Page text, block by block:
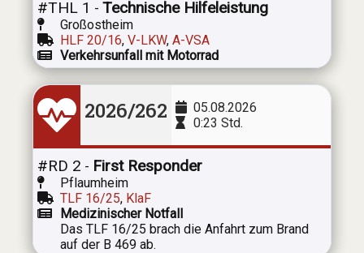
#THL 1 - Technische Hilfeleistung
Großostheim
HLF 20/16, V-LKW, A-VSA
Verkehrsunfall mit Motorrad
2026/262
05.08.2026
0:23 Std.
#RD 2 - First Responder
Pflaumheim
TLF 16/25, KlaF
Medizinischer Notfall
Das TLF 16/25 brach die Anfahrt zum Brand
auf der B 469 ab.